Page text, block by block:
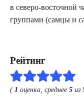
в северо-восточной
группами (самцы и
Рейтинг
( 1 оценка, среднее 5 из